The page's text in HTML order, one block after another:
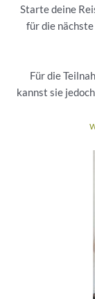
Starte deine
für die
Für die
kannst sie